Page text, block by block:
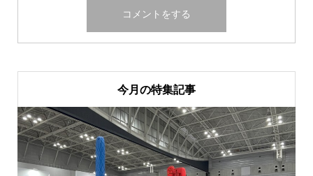
今月の特集記事